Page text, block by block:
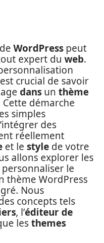
WordPress peut
expert du web.
crucial de savoir
dans un thème
Cette démarche
simples
des
réellement
et le style de votre
allons explorer les
le
thème WordPress
Nous
concepts tels
, l’éditeur de
lesthemes